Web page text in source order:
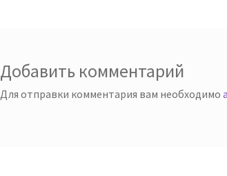
Добавить комментарий
Для отправки комментария вам необходимо